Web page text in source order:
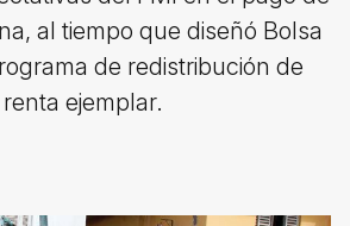
al tiempo que diseñó Bolsa
de redistribución de
renta ejemplar.